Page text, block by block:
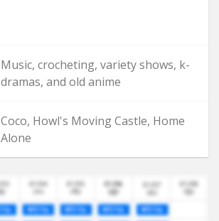
Music, crocheting, variety shows, k-
dramas, and old anime
Coco, Howl's Moving Castle, Home
Alone